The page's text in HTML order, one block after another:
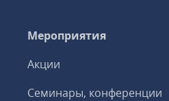
Мероприятия
Акции
Семинары, конференции